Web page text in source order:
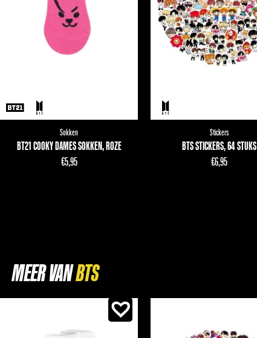
Sokken
BT21 COOKY DAMES SOKKEN, ROZE
€5,95
Stickers
BTS STICKERS, 64 STUKS
€6,95
MEER VAN